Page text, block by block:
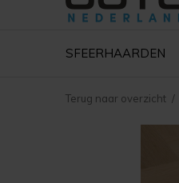
SFEERHAARDEN
Terug naar overzicht